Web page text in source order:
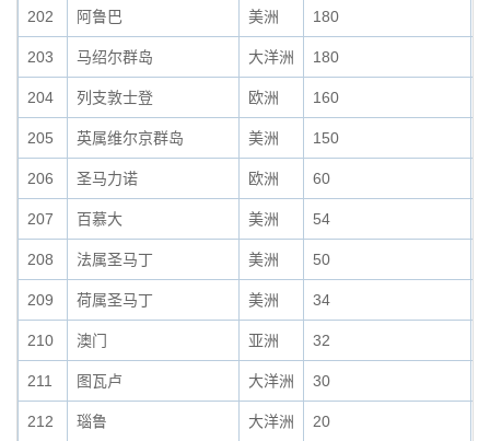
202 阿鲁巴 美洲 180
203 马绍尔群岛 大洋洲 180
204 列支敦士登 欧洲 160
205 英属维尔京群岛 美洲 150
206 圣马力诺 欧洲 60
207 百慕大 美洲 54
208 法属圣马丁 美洲 50
209 荷属圣马丁 美洲 34
210 澳门 亚洲 32
211 图瓦卢 大洋洲 30
212 瑙鲁 大洋洲 20